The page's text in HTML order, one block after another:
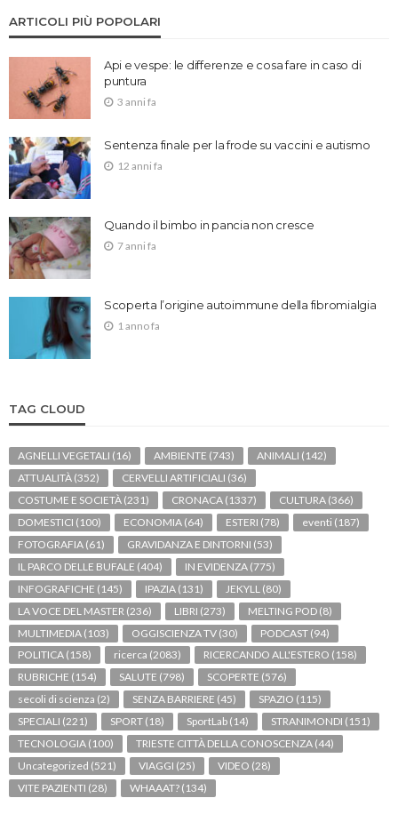
ARTICOLI PIÙ POPOLARI
Api e vespe: le differenze e cosa fare in caso di
puntura
3 anni fa
Sentenza finale per la frode su vaccini e autismo
12 anni fa
Quando il bimbo in pancia non cresce
7 anni fa
Scoperta l’origine autoimmune della fibromialgia
1 anno fa
TAG CLOUD
AGNELLI VEGETALI (16) AMBIENTE (743) ANIMALI (142)
ATTUALITÀ (352) CERVELLI ARTIFICIALI (36)
COSTUME E SOCIETÀ (231) CRONACA (1337) CULTURA (366)
DOMESTICI (100) ECONOMIA (64) ESTERI (78) eventi (187)
FOTOGRAFIA (61) GRAVIDANZA E DINTORNI (53)
IL PARCO DELLE BUFALE (404) IN EVIDENZA (775)
INFOGRAFICHE (145) IPAZIA (131) JEKYLL (80)
LA VOCE DEL MASTER (236) LIBRI (273) MELTING POD (8)
MULTIMEDIA (103) OGGISCIENZA TV (30) PODCAST (94)
POLITICA (158) ricerca (2083) RICERCANDO ALL'ESTERO (158)
RUBRICHE (154) SALUTE (798) SCOPERTE (576)
secoli di scienza (2) SENZA BARRIERE (45) SPAZIO (115)
SPECIALI (221) SPORT (18) SportLab (14) STRANIMONDI (151)
TECNOLOGIA (100) TRIESTE CITTÀ DELLA CONOSCENZA (44)
Uncategorized (521) VIAGGI (25) VIDEO (28)
VITE PAZIENTI (28) WHAAAT? (134)